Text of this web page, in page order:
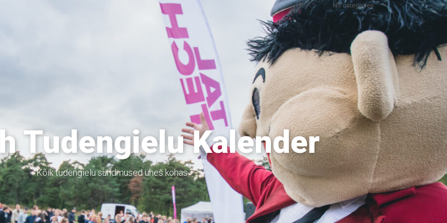
No categories
Tudengielu Kalender
Kõik tudengielu sündmused ühes kohas